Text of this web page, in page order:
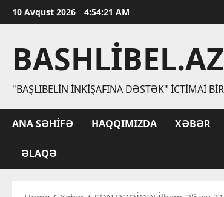
Skip
to
10 Avqust 2026 4:54:22 AM
BASHLIBEL.AZ
"BAŞLIBELIN İNKIŞAFINA DƏSTƏK" İCTIMAI
ANA SƏHIFƏ HAQQIMIZDA XƏBƏR
ƏLAQƏ